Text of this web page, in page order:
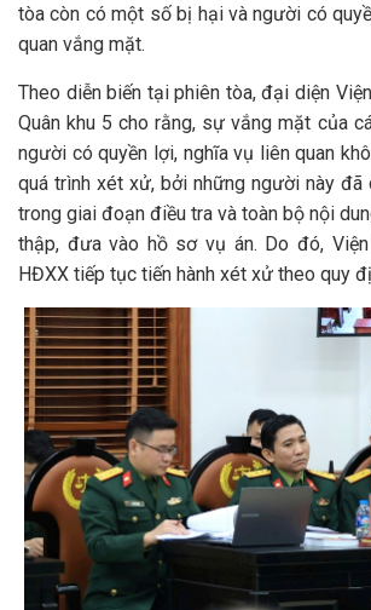
tòa còn có một số bị hại và người có
quan vắng mặt.
Theo diễn biến tại phiên tòa, đại diện
Quân khu 5 cho rằng, sự vắng mặt của
người có quyền lợi, nghĩa vụ liên quan
quá trình xét xử, bởi những người này
trong giai đoạn điều tra và toàn bộ nội
thập, đưa vào hồ sơ vụ án. Do đó,
HĐXX tiếp tục tiến hành xét xử theo quy